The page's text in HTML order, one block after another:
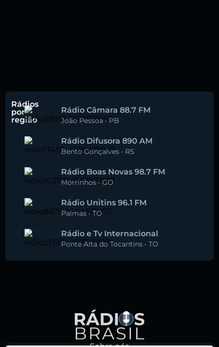
Rádios
por
região
Rádio Câmara 88.7 FM
João Pessoa -PB
Rádio Difusora 890 AM
Bento Gonçalves - RS
Rádio Boas Novas 98.7 FM
Morrinhos-GO
Rádio Unitins 96.1 FM
Palmas-TO
Rádio e Tv Internacional
Ponte Alta do Tocantins - TO